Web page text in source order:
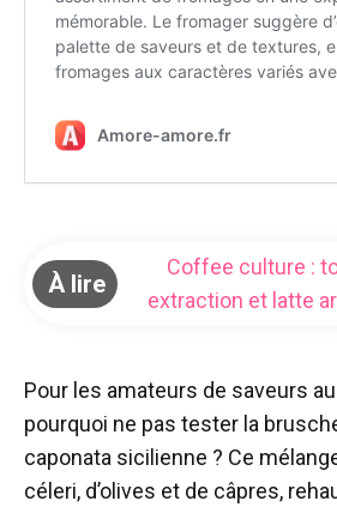
À lire
Coffee culture :
extraction et latte
Pour les amateurs de saveurs
pourquoi ne pas tester la
caponata sicilienne ? Ce
céleri, d’olives et de câpres,